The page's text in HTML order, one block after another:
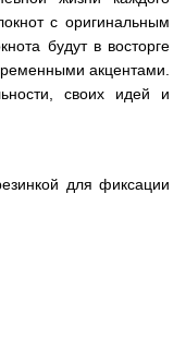
с оригинальным
будут в восторге
акцентами.
своих идей и
для фиксации